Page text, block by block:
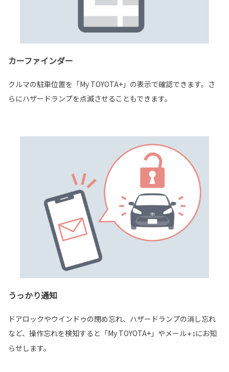
カーファインダー
クルマの駐車位置を「My TOYOTA+」の表示で確認できます。さ
らにハザードランプを点滅させることもできます。
うっかり通知
ドアロックやウインドゥの閉め忘れ、ハザードランプの消し忘れ
など、操作忘れを検知すると「My TOYOTA+」やメール＊1 にお知
らせします。